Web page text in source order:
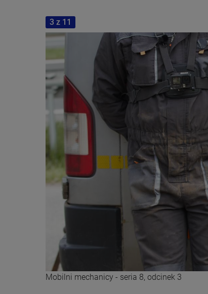
3 z 11
Mobilni mechanicy - seria 8, odcinek 3